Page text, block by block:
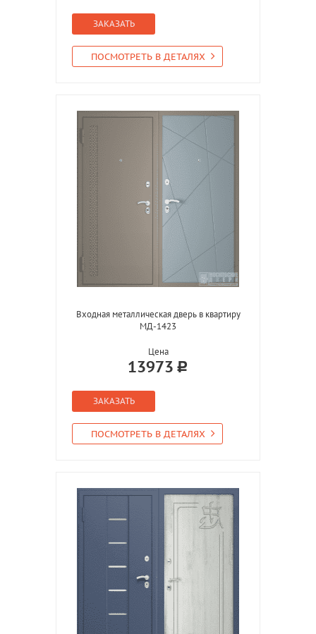
ЗАКАЗАТЬ
ПОСМОТРЕТЬ В ДЕТАЛЯХ
Входная металлическая дверь в квартиру
МД-1423
Цена
13973
ЗАКАЗАТЬ
ПОСМОТРЕТЬ В ДЕТАЛЯХ